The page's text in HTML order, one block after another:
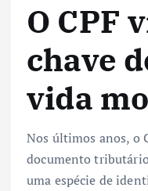
O CPF
chave
vida
Nos últimos anos, o
documento
uma espécie de